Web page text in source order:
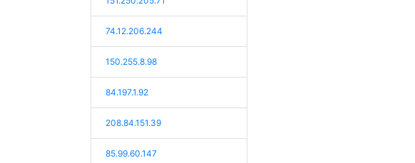
74.12.206.244
150.255.8.98
84.197.1.92
208.84.151.39
85.99.60.147